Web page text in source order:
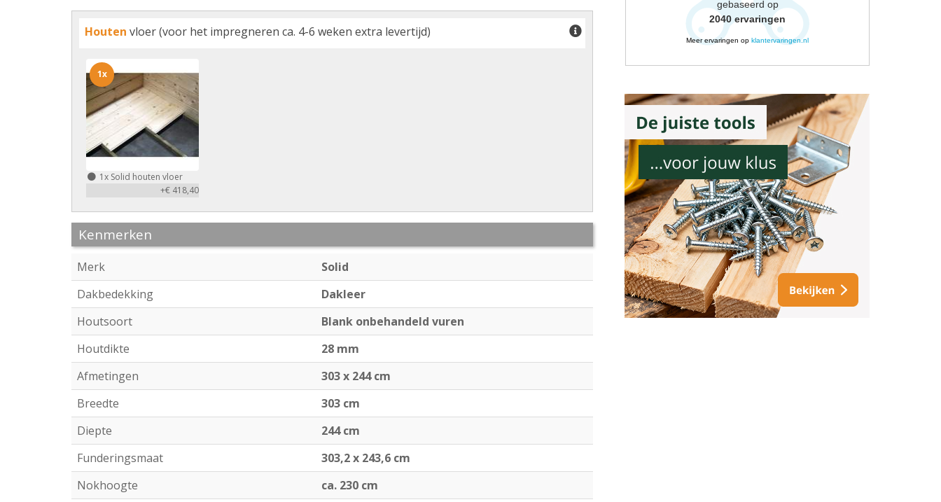
Houten vloer (voor het impregneren ca. 4-6 weken extra levertijd)
1x Solid houten vloer
+€ 418,40
1x
Kenmerken
Merk
Solid
Dakbedekking
Dakleer
Houtsoort
Blank onbehandeld vuren
Houtdikte
28 mm
Afmetingen
303 x 244 cm
Breedte
303 cm
Diepte
244 cm
Funderingsmaat
303,2 x 243,6 cm
Nokhoogte
ca. 230 cm
gebaseerd op
2040 ervaringen
Meer ervaringen op klantervaringen.nl